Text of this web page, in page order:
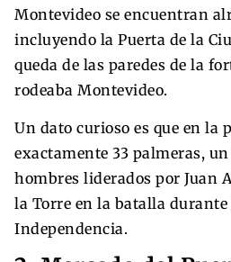
Montevideo se encuentran
incluyendo la Puerta de la
queda de las paredes de la
rodeaba Montevideo.
Un dato curioso es que en la
exactamente 33 palmeras,
hombres liderados por Juan
la Torre en la batalla durante
Independencia.